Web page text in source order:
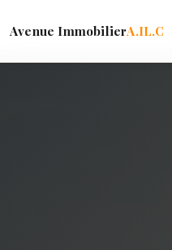
Avenue ImmobilierA.IL.C